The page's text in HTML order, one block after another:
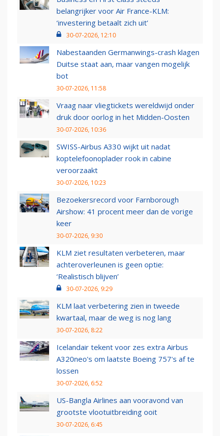
belangrijker voor Air France-KLM:
‘investering betaalt zich uit’
30-07-2026, 12:10
Nabestaanden Germanwings-crash klagen
Duitse staat aan, maar vangen mogelijk
bot
30-07-2026, 11:58
Vraag naar vliegtickets wereldwijd onder
druk door oorlog in het Midden-Oosten
30-07-2026, 10:36
SWISS-Airbus A330 wijkt uit nadat
koptelefoonoplader rook in cabine
veroorzaakt
30-07-2026, 10:23
Bezoekersrecord voor Farnborough
Airshow: 41 procent meer dan de vorige
keer
30-07-2026, 9:30
KLM ziet resultaten verbeteren, maar
achteroverleunen is geen optie:
‘Realistisch blijven’
30-07-2026, 9:29
KLM laat verbetering zien in tweede
kwartaal, maar de weg is nog lang
30-07-2026, 8:22
Icelandair tekent voor zes extra Airbus
A320neo's om laatste Boeing 757's af te
lossen
30-07-2026, 6:52
US-Bangla Airlines aan vooravond van
grootste vlootuitbreiding ooit
30-07-2026, 6:45